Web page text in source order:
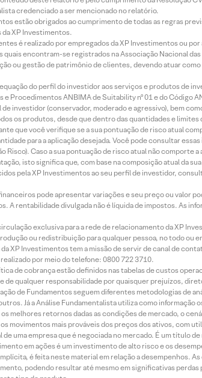
credenciado a ser mencionado no relatório.
estão obrigados ao cumprimento de todas as regras
XP Investimentos.
é realizado por empregados da XP Investimentos ou
quais encontram-se registrados na Associação Nacional
ou gestão de patrimônio de clientes, devendo atuar
do perfil do investidor aos serviços e produtos de
e Procedimentos ANBIMA de Suitability nº 01 e do
de investidor (conservador, moderado e agressivo), bem
os produtos, desde que dentro das quantidades e
que você verifique se a sua pontuação de risco atual
para a aplicação desejada. Você pode consultar
Risco). Caso a sua pontuação de risco atual não
isto significa que, com base na composição atual da
pela XP Investimentos ao seu perfil de investidor,
pode apresentar variações e seu preço ou valor
A rentabilidade divulgada não é líquida de impostos. As
exclusiva para a rede de relacionamento da XP
ou redistribuição para qualquer pessoa, no todo
XP Investimentos tem a missão de servir de canal de
por meio do telefone: 0800 722 3710.
de cobrança estão definidos nas tabelas de custos
de qualquer responsabilidade por quaisquer prejuízos,
de Fundamentos seguem diferentes metodologias
Já a Análise Fundamentalista utiliza como
melhores retornos dadas as condições de mercado, o
movimentos mais prováveis dos preços dos ativos, com
de uma empresa que é negociada no mercado. É um título
em ações é um investimento de alto risco e os
é feita neste material em relação a desempenhos.
podendo resultar até mesmo em significativas